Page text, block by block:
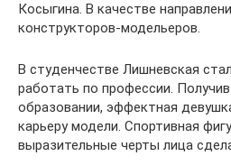
Косыгина. В качестве
конструкторов-модельеров.
В студенчестве Лишневская
работать по профессии.
образовании, эффектная
карьеру модели. Спортивная
выразительные черты лица